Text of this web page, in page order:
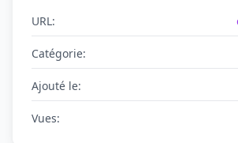
URL:
Catégorie:
Ajouté le:
Vues: